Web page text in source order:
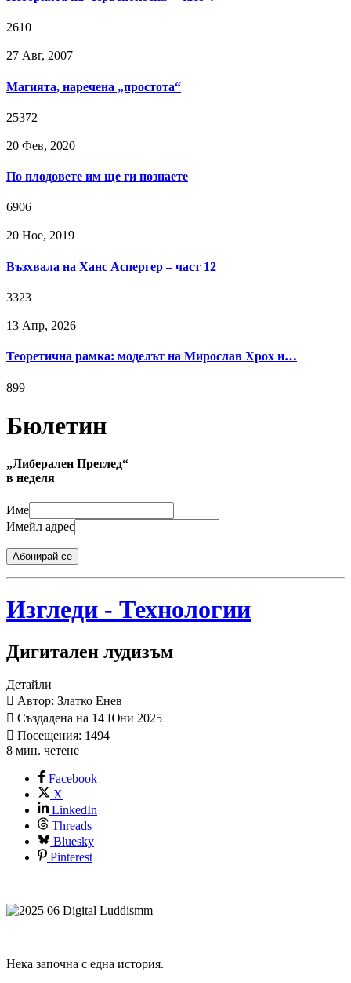
2610
27 Авг, 2007
Магията, наречена „простота“
25372
20 Фев, 2020
По плодовете им ще ги познаете
6906
20 Ное, 2019
Възхвала на Ханс Аспергер – част 12
3323
13 Апр, 2026
Теоретична рамка: моделът на Мирослав Хрох и…
899
Бюлетин
„Либерален Преглед“
в неделя
Име
Имейл адрес
Абонирай се
Изгледи - Технологии
Дигитален лудизъм
Детайли
Автор: Златко Енев
Създадена на 14 Юни 2025
Посещения: 1494
8 мин. четене
Facebook
X
LinkedIn
Threads
Bluesky
Pinterest
Нека започна с една история.